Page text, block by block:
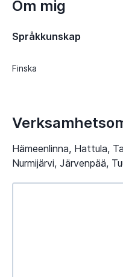
Om mig
Språkkunskap
Finska
Hämeenlinna, Hattula,
Nurmijärvi, Järvenpää,